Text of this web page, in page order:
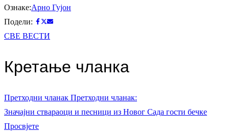
Ознаке:Арно Гујон
Подели:
СВЕ ВЕСТИ
Кретање чланка
Претходни чланак Претходни чланак:
Значајни ствараоци и песници из Новог Сада гости бечке
Просвјете